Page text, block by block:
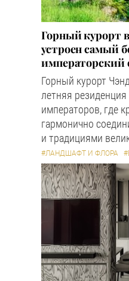
Горный курорт
устроен самый
императорский
Горный курорт
летняя резиденция
императоров, где
гармонично
и традициями
#ЛАНДШАФТ И ФЛОРА